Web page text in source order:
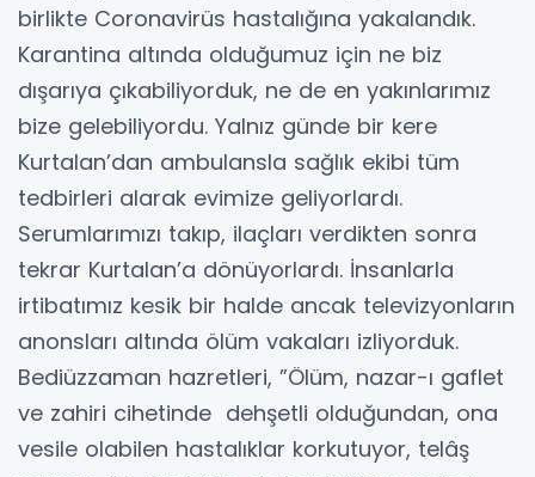
birlikte Coronavirüs hastalığına yakalandık.
Karantina altında olduğumuz için ne biz
dışarıya çıkabiliyorduk, ne de en yakınlarımız
bize gelebiliyordu. Yalnız günde bir kere
Kurtalan’dan ambulansla sağlık ekibi tüm
tedbirleri alarak evimize geliyorlardı.
Serumlarımızı takıp, ilaçları verdikten sonra
tekrar Kurtalan’a dönüyorlardı. İnsanlarla
irtibatımız kesik bir halde ancak televizyonların
anonsları altında ölüm vakaları izliyorduk.
Bediüzzaman hazretleri, ”Ölüm, nazar-ı gaflet
ve zahiri cihetinde dehşetli olduğundan, ona
vesile olabilen hastalıklar korkutuyor, telâş